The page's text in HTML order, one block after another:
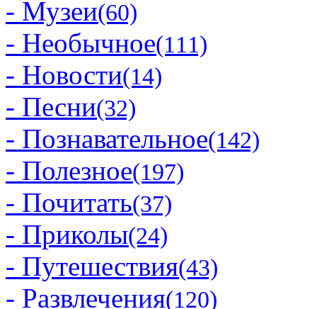
- Музеи(60)
- Необычное(111)
- Новости(14)
- Песни(32)
- Познавательное(142)
- Полезное(197)
- Почитать(37)
- Приколы(24)
- Путешествия(43)
- Развлечения(120)